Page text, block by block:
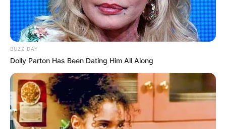
BUZZ DAY
Dolly Parton Has Been Dating Him All Along